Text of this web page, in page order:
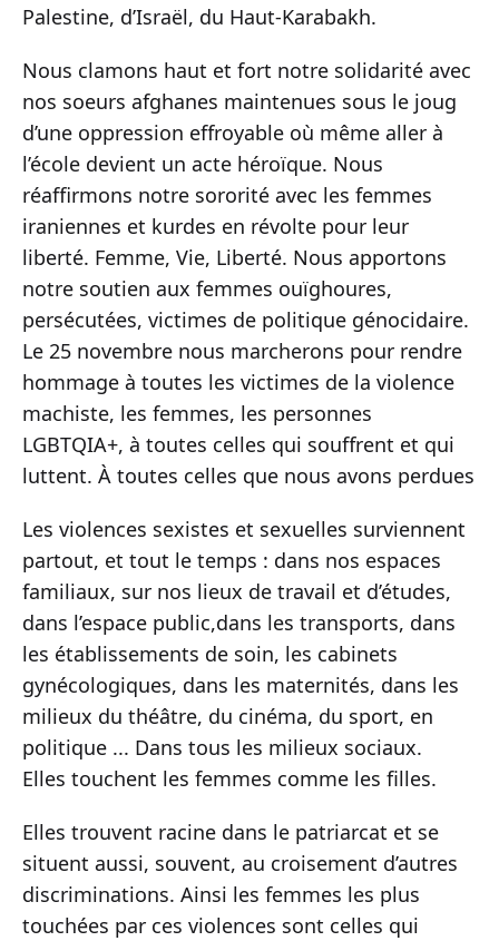
Palestine, d’Israël, du Haut-Karabakh.
Nous clamons haut et fort notre solidarité avec
nos soeurs afghanes maintenues sous le joug
d’une oppression effroyable où même aller à
l’école devient un acte héroïque. Nous
réaffirmons notre sororité avec les femmes
iraniennes et kurdes en révolte pour leur
liberté. Femme, Vie, Liberté. Nous apportons
notre soutien aux femmes ouïghoures,
persécutées, victimes de politique génocidaire.
Le 25 novembre nous marcherons pour rendre
hommage à toutes les victimes de la violence
machiste, les femmes, les personnes
LGBTQIA+, à toutes celles qui souffrent et qui
luttent. À toutes celles que nous avons perdues
Les violences sexistes et sexuelles surviennent
partout, et tout le temps : dans nos espaces
familiaux, sur nos lieux de travail et d’études,
dans l’espace public,dans les transports, dans
les établissements de soin, les cabinets
gynécologiques, dans les maternités, dans les
milieux du théâtre, du cinéma, du sport, en
politique ... Dans tous les milieux sociaux.
Elles touchent les femmes comme les filles.
Elles trouvent racine dans le patriarcat et se
situent aussi, souvent, au croisement d’autres
discriminations. Ainsi les femmes les plus
touchées par ces violences sont celles qui